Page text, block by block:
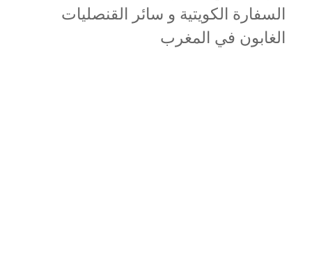
السفارة الكويتية و سائر القنصليات
الغابون في المغرب